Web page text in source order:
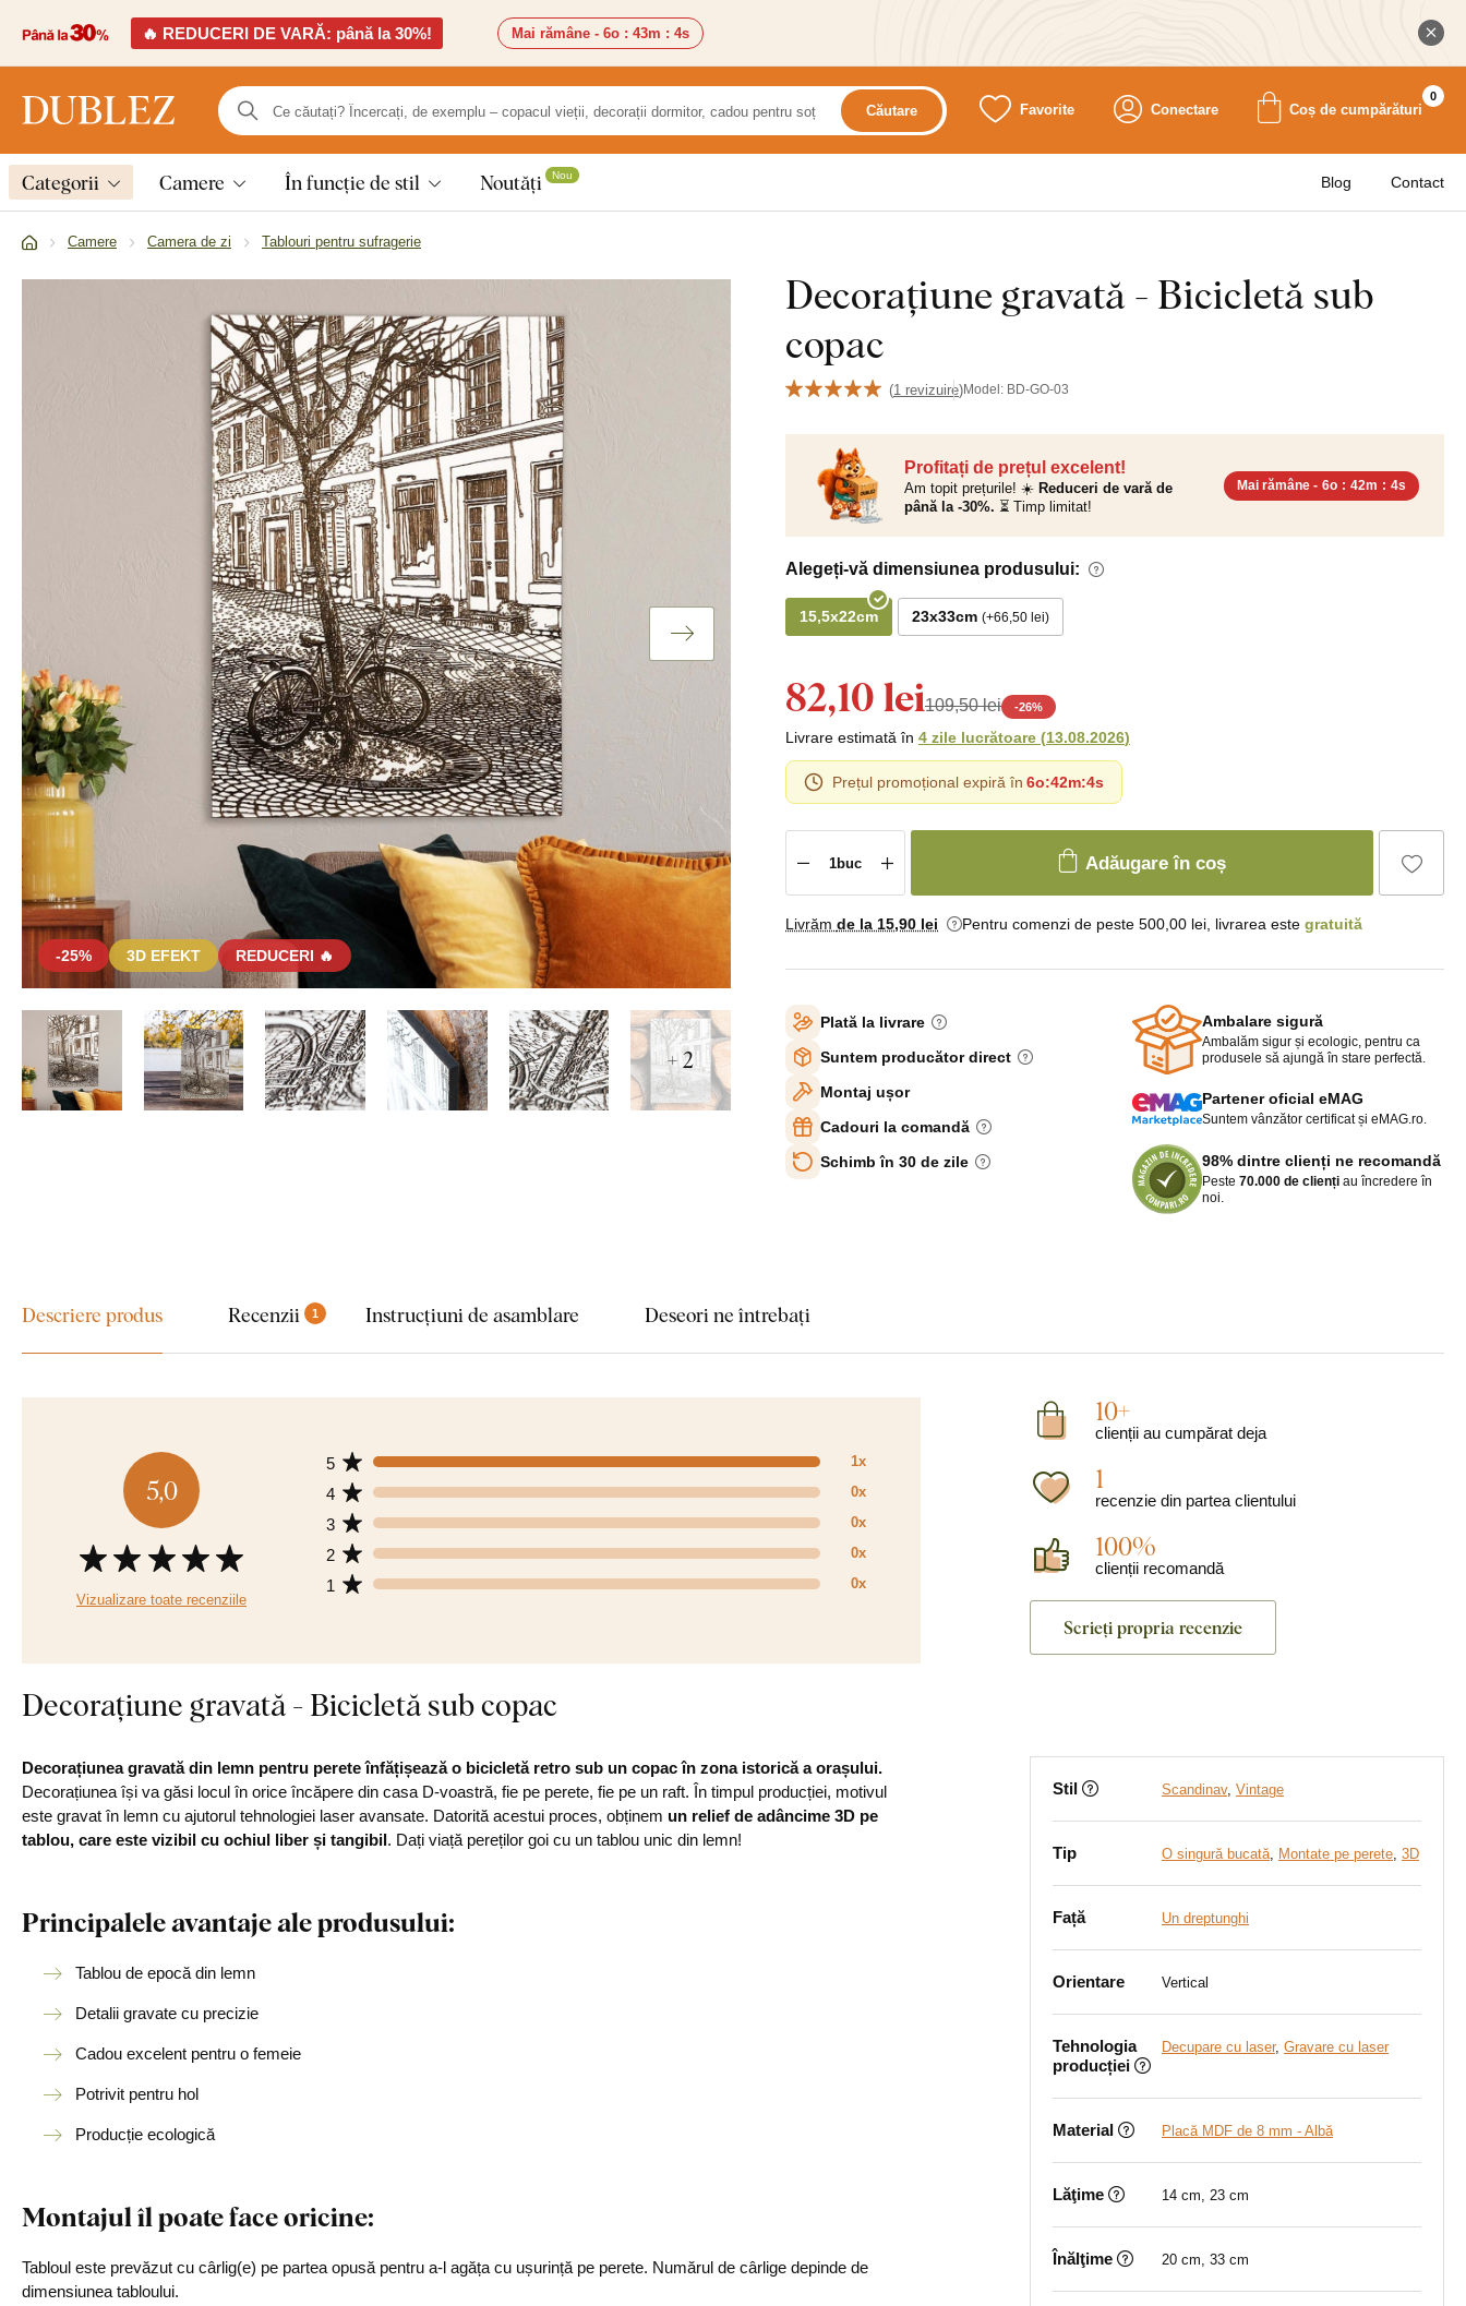
🔥 REDUCERI DE VARĂ: până la 30%! Mai rămâne - 6o : 43m : 3s
Căutare Favorite Conectare Coș de cumpărături
0
Categorii Camere În funcție de stil Noutăți Nou Blog Contact
Camere Camera de zi Tablouri pentru sufragerie
Decorațiune gravată - Bicicletă sub
copac
(1 revizuire)Model: BD-GO-03
-25% 3D EFEKT REDUCERI 🔥
+ 2
Profitați de prețul excelent!
Am topit prețurile! ☀️ Reduceri de vară de
până la -30%. ⏳ Timp limitat!
Mai rămâne - 6o : 42m : 3s
Alegeți-vă dimensiunea produsului:
15,5x22cm 23x33cm +66,50 lei
82,10 lei109,50 lei -26%
Livrare estimată în 4 zile lucrătoare (13.08.2026)
Prețul promoțional expiră în 6o:42m:3s
Adăugare în coș
Livrăm de la 15,90 lei Pentru comenzi de peste 500,00 lei, livrarea este gratuită
Plată la livrare
Suntem producător direct
Montaj ușor
Cadouri la comandă
Schimb în 30 de zile
Ambalare sigură
Ambalăm sigur și ecologic, pentru ca
produsele să ajungă în stare perfectă.
Partener oficial eMAG
Suntem vânzător certificat și eMAG.ro.
98% dintre clienți ne recomandă
Peste 70.000 de clienți au încredere în
noi.
Descriere produs Recenzii 1 Instrucțiuni de asamblare Deseori ne întrebați
5,0
Vizualizare toate recenziile
1 0x
2 0x
3 0x
4 0x
5 1x
10+
clienții au cumpărat deja
1
recenzie din partea clientului
100%
clienții recomandă
Scrieți propria recenzie
Decorațiune gravată - Bicicletă sub copac
Decorațiunea gravată din lemn pentru perete înfățișează o bicicletă retro sub un copac în zona istorică a orașului.
Decorațiunea își va găsi locul în orice încăpere din casa D-voastră, fie pe perete, fie pe un raft. În timpul producției, motivul
este gravat în lemn cu ajutorul tehnologiei laser avansate. Datorită acestui proces, obținem un relief de adâncime 3D pe
tablou, care este vizibil cu ochiul liber și tangibil. Dați viață pereților goi cu un tablou unic din lemn!
Principalele avantaje ale produsului:
Tablou de epocă din lemn
Detalii gravate cu precizie
Cadou excelent pentru o femeie
Potrivit pentru hol
Producție ecologică
Montajul îl poate face oricine:
Tabloul este prevăzut cu cârlig(e) pe partea opusă pentru a-l agăța cu ușurință pe perete. Numărul de cârlige depinde de
dimensiunea tabloului.
Stil Scandinav, Vintage
Tip O singură bucată, Montate pe perete, 3D
Față Un dreptunghi
Orientare Vertical
Tehnologia
producției
Decupare cu laser, Gravare cu laser
Material Placă MDF de 8 mm - Albă
Lăţime 14 cm, 23 cm
Înălţime 20 cm, 33 cm